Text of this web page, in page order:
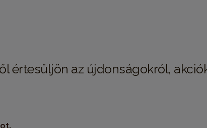
értesüljön az újdonságokról,
.